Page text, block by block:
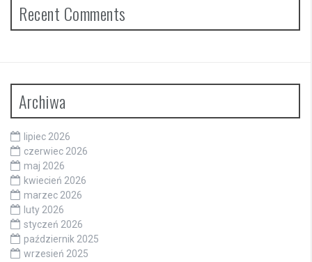
Recent Comments
Archiwa
lipiec 2026
czerwiec 2026
maj 2026
kwiecień 2026
marzec 2026
luty 2026
styczeń 2026
październik 2025
wrzesień 2025